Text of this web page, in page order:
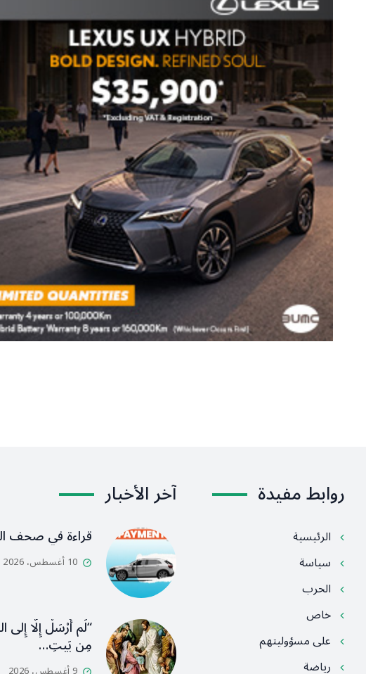
روابط مفيدة
الرئيسية
سياسة
الحرب
خاص
على مسؤوليتهم
رياضة
آخر الأخبار
قراءة في صحف
10 أغسطس، 2026
“لَم أُرْسَلْ إِلَّا إِلى
مِن بَيتِ…